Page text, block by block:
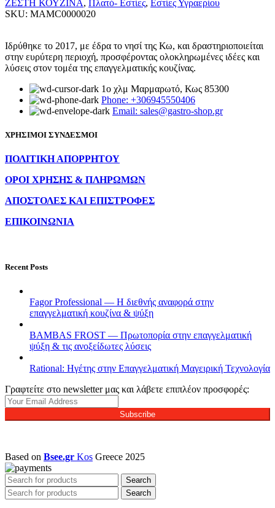
ΖΕΣΤΗ ΚΟΥΖΙΝΑ, Πλατό- Εστίες, Εστίες Υγραερίου
SKU: MAMC0000020
Ιδρύθηκε το 2017, με έδρα το νησί της Κω, και δραστηριοποιείται
στην ευρύτερη περιοχή, προσφέροντας ολοκληρωμένες ιδέες και
λύσεις στον τομέα της επαγγελματικής κουζίνας.
1ο χλμ Μαρμαρωτό, Κως 85300
Phone: +306945550406
Email: sales@gastro-shop.gr
ΧΡΗΣΙΜΟΙ ΣΥΝΔΕΣΜΟΙ
ΠΟΛΙΤΙΚΗ ΑΠΟΡΡΗΤΟΥ
ΟΡΟΙ ΧΡΗΣΗΣ & ΠΛΗΡΩΜΩΝ
ΑΠΟΣΤΟΛΕΣ ΚΑΙ ΕΠΙΣΤΡΟΦΕΣ
ΕΠΙΚΟΙΝΩΝΙΑ
Recent Posts
Fagor Professional — Η διεθνής αναφορά στην
επαγγελματική κουζίνα & ψύξη
BAMBAS FROST — Πρωτοπορία στην επαγγελματική
ψύξη & τις ανοξείδωτες λύσεις
Rational: Ηγέτης στην Επαγγελματική Μαγειρική Τεχνολογία
Γραφτείτε στο newsletter μας και λάβετε επιπλέον προσφορές:
Subscribe
Based on Bsee.gr Kos Greece 2025
Search
Search